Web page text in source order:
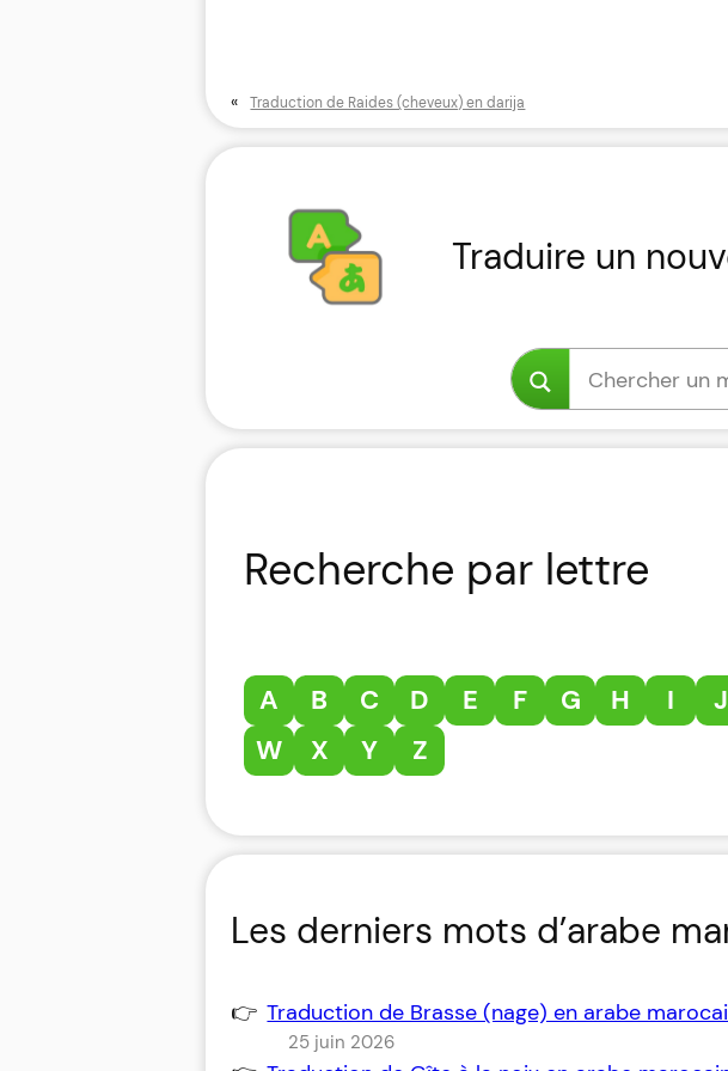
« Traduction de Raides (cheveux) en darija
Traduire un
Recherche par lettre
A B C D E F G H I J
W
X Y Z
Les derniers mots d’arabe
Traduction de Brasse (nage) en arabe
25 juin 2026